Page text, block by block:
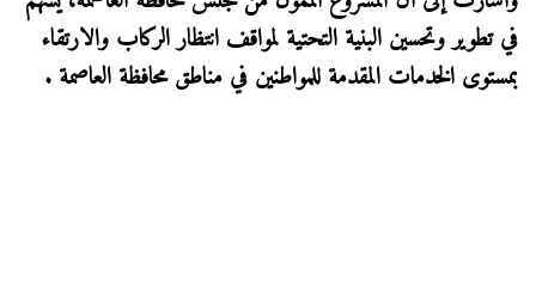
في تطوير وتحسين البنية التحتية لمواقف انتظار الركاب والارتقاء
بمستوى الخدمات المقدمة للمواطنين في مناطق محافظة العاصمة .